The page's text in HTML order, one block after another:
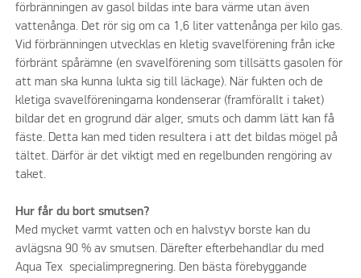
förbränningen av gasol bildas inte bara värme utan även
vattenånga. Det rör sig om ca 1,6 liter vattenånga per kilo gas.
Vid förbränningen utvecklas en kletig svavelförening från icke
förbränt spårämne (en svavelförening som tillsätts gasolen för
att man ska kunna lukta sig till läckage). När fukten och de
kletiga svavelföreningarna kondenserar (framförallt i taket)
bildar det en grogrund där alger, smuts och damm lätt kan få
fäste. Detta kan med tiden resultera i att det bildas mögel på
tältet. Därför är det viktigt med en regelbunden rengöring av
taket.
Hur får du bort smutsen?
Med mycket varmt vatten och en halvstyv borste kan du
avlägsna 90 % av smutsen. Därefter efterbehandlar du med
Aqua Tex specialimpregnering. Den bästa förebyggande